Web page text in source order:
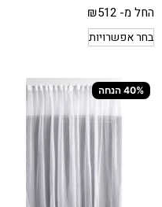
החל מ- ₪512
בחר אפשרויות
40% הנחה